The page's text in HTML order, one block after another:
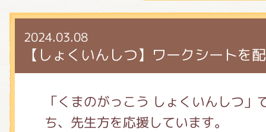
2024.03.08
【しょくいんしつ】ワークシートを
「くまのがっこう しょくいんしつ
ち、先生方を応援しています。
絵本・作家紹介
ショップインフォメーション